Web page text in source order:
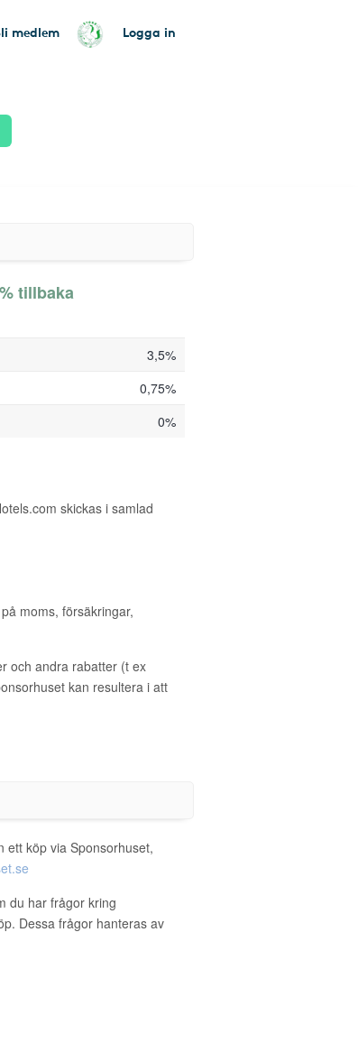
medlem Logga in
tillbaka
3,5%
0,75%
0%
skickas i samlad
moms, försäkringar,
och andra rabatter (t ex
kan resultera i att
ett köp via Sponsorhuset,
du har frågor kring
Dessa frågor hanteras av